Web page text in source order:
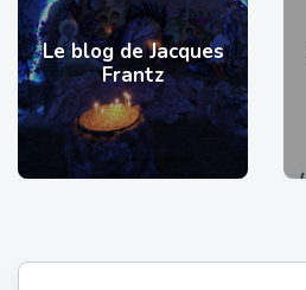
Le blog de Jacques
Frantz